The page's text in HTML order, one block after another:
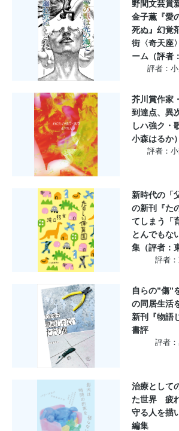
野間文芸賞
金子薫『愛
死ぬ』幻覚
街〈奇天座
ーム（評者
評者：
芥川賞作家
到達点、異
しハ強ク・
小森はるか）
評者：
新時代の「
の新刊『た
てしまう「
とんでもな
集（評者：
評者
自らの”傷”
の同居生活
新刊『物語
書評
評者
治療として
た世界 疲
守る人を描
編集